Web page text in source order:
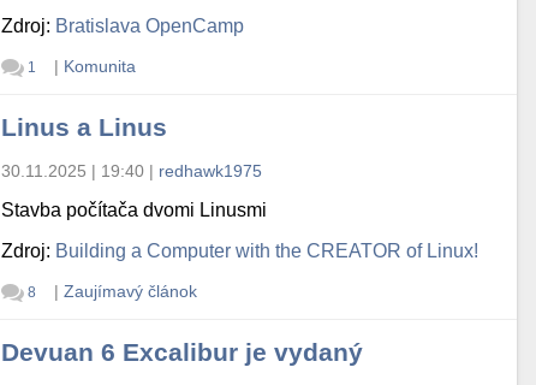
Zdroj: Bratislava OpenCamp
1 | Komunita
Linus a Linus
30.11.2025 | 19:40 | redhawk1975
Stavba počítača dvomi Linusmi
Zdroj: Building a Computer with the CREATOR of Linux!
8 | Zaujímavý článok
Devuan 6 Excalibur je vydaný